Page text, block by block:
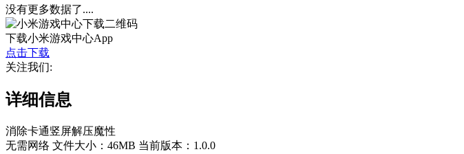
没有更多数据了....
下载小米游戏中心App
点击下载
关注我们:
详细信息
消除卡通竖屏解压魔性
无需网络 文件大小：46MB 当前版本：1.0.0